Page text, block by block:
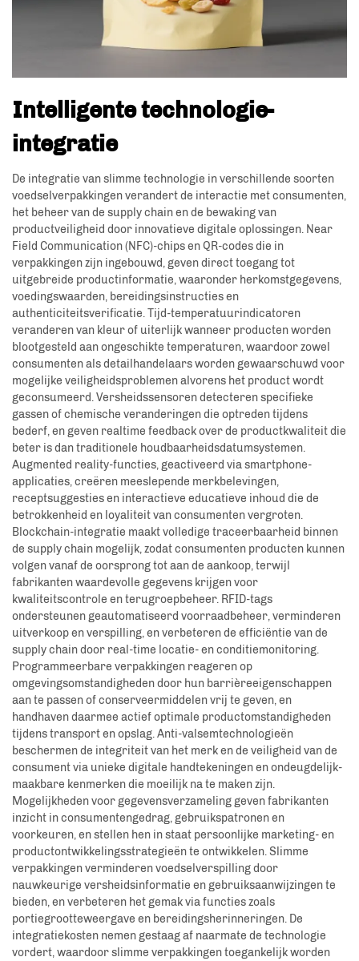
Intelligente technologie-
integratie
De integratie van slimme technologie in verschillende soorten
voedselverpakkingen verandert de interactie met consumenten,
het beheer van de supply chain en de bewaking van
productveiligheid door innovatieve digitale oplossingen. Near
Field Communication (NFC)-chips en QR-codes die in
verpakkingen zijn ingebouwd, geven direct toegang tot
uitgebreide productinformatie, waaronder herkomstgegevens,
voedingswaarden, bereidingsinstructies en
authenticiteitsverificatie. Tijd-temperatuurindicatoren
veranderen van kleur of uiterlijk wanneer producten worden
blootgesteld aan ongeschikte temperaturen, waardoor zowel
consumenten als detailhandelaars worden gewaarschuwd voor
mogelijke veiligheidsproblemen alvorens het product wordt
geconsumeerd. Versheidssensoren detecteren specifieke
gassen of chemische veranderingen die optreden tijdens
bederf, en geven realtime feedback over de productkwaliteit die
beter is dan traditionele houdbaarheidsdatumsystemen.
Augmented reality-functies, geactiveerd via smartphone-
applicaties, creëren meeslepende merkbelevingen,
receptsuggesties en interactieve educatieve inhoud die de
betrokkenheid en loyaliteit van consumenten vergroten.
Blockchain-integratie maakt volledige traceerbaarheid binnen
de supply chain mogelijk, zodat consumenten producten kunnen
volgen vanaf de oorsprong tot aan de aankoop, terwijl
fabrikanten waardevolle gegevens krijgen voor
kwaliteitscontrole en terugroepbeheer. RFID-tags
ondersteunen geautomatiseerd voorraadbeheer, verminderen
uitverkoop en verspilling, en verbeteren de efficiëntie van de
supply chain door real-time locatie- en conditiemonitoring.
Programmeerbare verpakkingen reageren op
omgevingsomstandigheden door hun barrièreeigenschappen
aan te passen of conserveermiddelen vrij te geven, en
handhaven daarmee actief optimale productomstandigheden
tijdens transport en opslag. Anti-valsemtechnologieën
beschermen de integriteit van het merk en de veiligheid van de
consument via unieke digitale handtekeningen en ondeugdelijk-
maakbare kenmerken die moeilijk na te maken zijn.
Mogelijkheden voor gegevensverzameling geven fabrikanten
inzicht in consumentengedrag, gebruikspatronen en
voorkeuren, en stellen hen in staat persoonlijke marketing- en
productontwikkelingsstrategieën te ontwikkelen. Slimme
verpakkingen verminderen voedselverspilling door
nauwkeurige versheidsinformatie en gebruiksaanwijzingen te
bieden, en verbeteren het gemak via functies zoals
portiegrootteweergave en bereidingsherinneringen. De
integratiekosten nemen gestaag af naarmate de technologie
vordert, waardoor slimme verpakkingen toegankelijk worden